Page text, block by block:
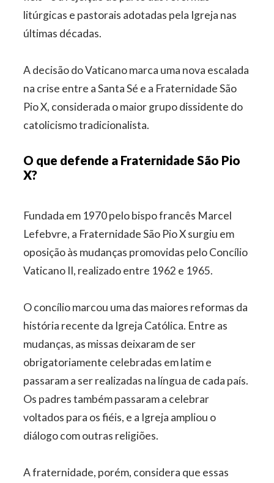
litúrgicas e pastorais adotadas pela Igreja nas
últimas décadas.
A decisão do Vaticano marca uma nova escalada
na crise entre a Santa Sé e a Fraternidade São
Pio X, considerada o maior grupo dissidente do
catolicismo tradicionalista.
O que defende a Fraternidade São Pio
X?
Fundada em 1970 pelo bispo francês Marcel
Lefebvre, a Fraternidade São Pio X surgiu em
oposição às mudanças promovidas pelo Concílio
Vaticano II, realizado entre 1962 e 1965.
O concílio marcou uma das maiores reformas da
história recente da Igreja Católica. Entre as
mudanças, as missas deixaram de ser
obrigatoriamente celebradas em latim e
passaram a ser realizadas na língua de cada país.
Os padres também passaram a celebrar
voltados para os fiéis, e a Igreja ampliou o
diálogo com outras religiões.
A fraternidade, porém, considera que essas